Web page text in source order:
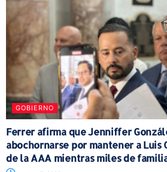
GOBIERNO
Ferrer afirma que Jenniffer
abochornarse por mantener a
de la AAA mientras miles de